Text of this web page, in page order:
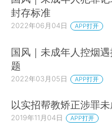
封存标准
2022年06月04日 APP打开
国风｜未成年人控烟
题
2022年03月05日 APP打开
以实招帮教矫正涉罪未
2019年11月04日 APP打开